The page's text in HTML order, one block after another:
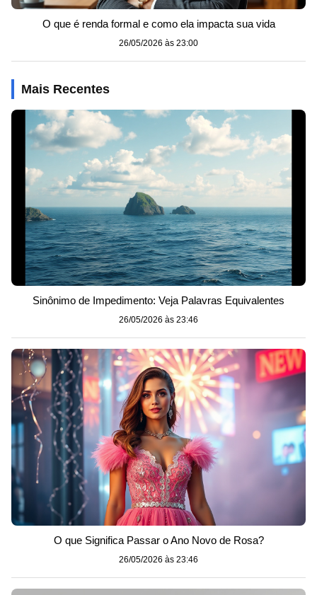
O que é renda formal e como ela impacta sua vida
26/05/2026 às 23:00
Mais Recentes
Sinônimo de Impedimento: Veja Palavras Equivalentes
26/05/2026 às 23:46
O que Significa Passar o Ano Novo de Rosa?
26/05/2026 às 23:46